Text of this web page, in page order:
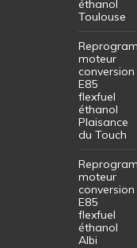
éthanol
Toulouse
moteur
conversion
E85
flexfuel
éthanol
Plaisance
du Touch
moteur
conversion
E85
flexfuel
éthanol
Albi